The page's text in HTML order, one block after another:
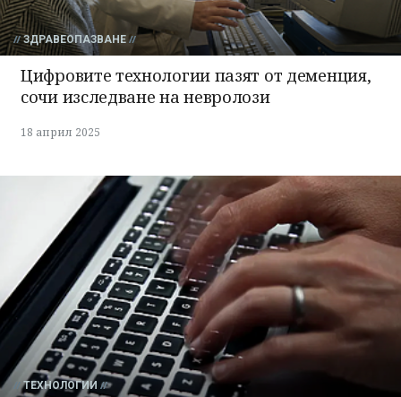
ЗДРАВЕОПАЗВАНЕ
Цифровите технологии пазят от деменция,
сочи изследване на невролози
18 април 2025
ТЕХНОЛОГИИ